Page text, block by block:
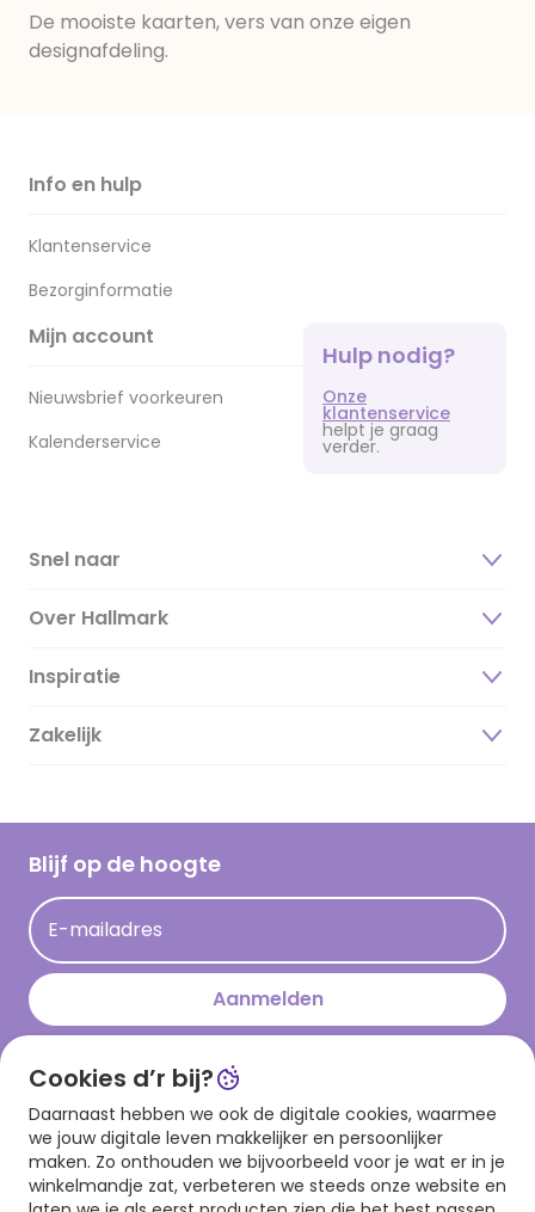
De mooiste kaarten, vers van onze eigen
designafdeling.
Info en hulp
Klantenservice
Bezorginformatie
Mijn account
Nieuwsbrief voorkeuren
Kalenderservice
Hulp nodig?
Onze
klantenservice
helpt je graag
verder.
Snel naar
Over Hallmark
Over ons
Duurzaamheid
Hallmark Kaartclub
Acties
Persberichten
Hallmark en Kinderpostzegels
Inspiratie
Magazine
Cadeau inspiratie
Kaartinspiratie
Zakelijk
Blijf op de hoogte
E-mailadres
Aanmelden
Download onze app
Cookies d’r bij?
Daarnaast hebben we ook de digitale cookies, waarmee
we jouw digitale leven makkelijker en persoonlijker
maken. Zo onthouden we bijvoorbeeld voor je wat er in je
winkelmandje zat, verbeteren we steeds onze website en